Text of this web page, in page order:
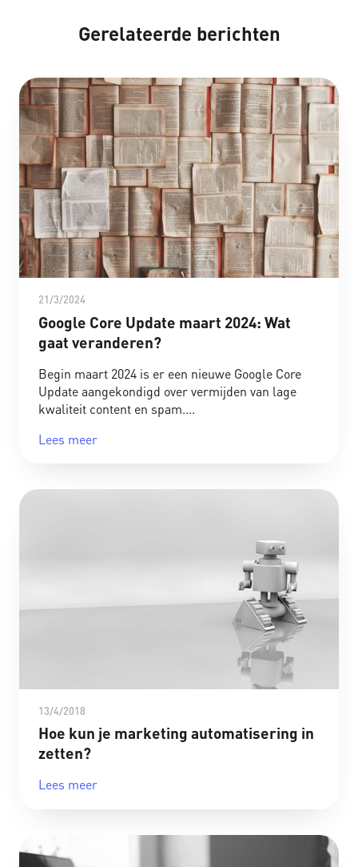
Gerelateerde berichten
21/3/2024
Google Core Update maart 2024: Wat
gaat veranderen?
Begin maart 2024 is er een nieuwe Google Core
Update aangekondigd over vermijden van lage
kwaliteit content en spam.
Lees meer
13/4/2018
Hoe kun je marketing automatisering in
zetten?
Lees meer